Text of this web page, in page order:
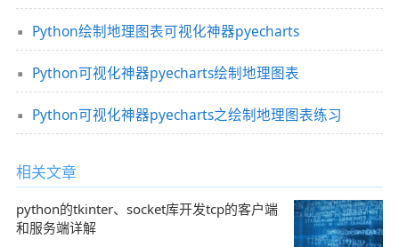
Python绘制地理图表可视化神器pyecharts
Python可视化神器pyecharts绘制地理图表
Python可视化神器pyecharts之绘制地理图表练习
相关文章
python的tkinter、socket库开发tcp的客户端
和服务端详解